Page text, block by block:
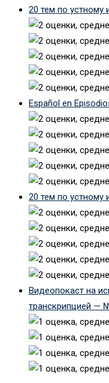
20 тем по
Español en
20 тем по
Видеопокаст на
транскрипцией —